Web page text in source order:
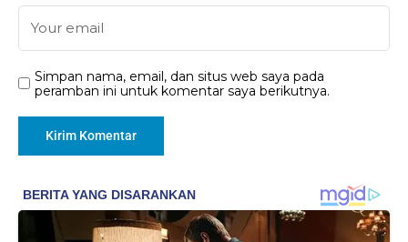
Simpan nama, email, dan situs web saya pada
peramban ini untuk komentar saya berikutnya.